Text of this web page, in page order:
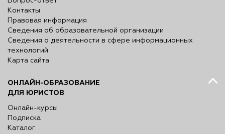
Контакты
Правовая информация
Сведения об образовательной организации
Сведения о деятельности в сфере информационных
технологий
Карта сайта
ОНЛАЙН-ОБРАЗОВАНИЕ
ДЛЯ ЮРИСТОВ
Онлайн-курсы
Подписка
Каталог